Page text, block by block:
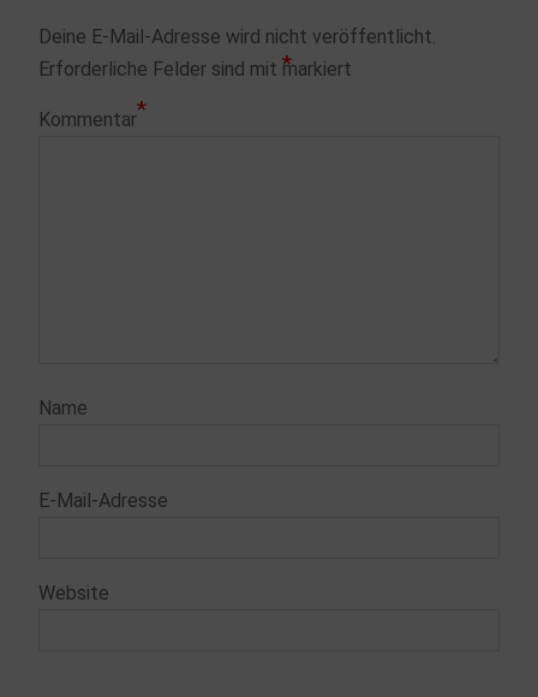
Deine E-Mail-Adresse wird nicht veröffentlicht.
Erforderliche Felder sind mit *
markiert
Kommentar*
Name
E-Mail-Adresse
Website